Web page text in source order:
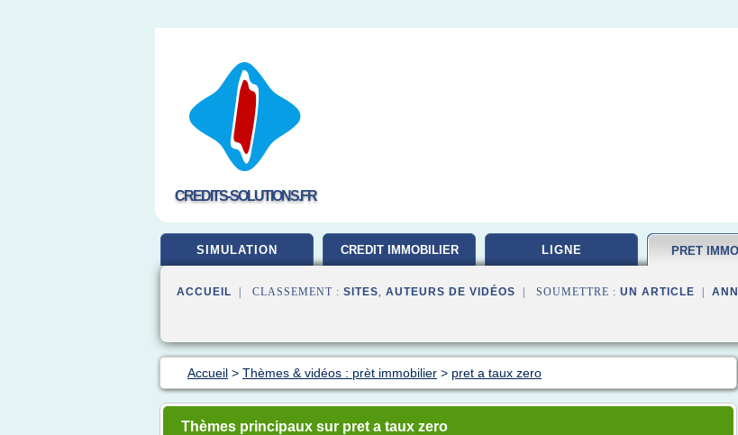
CREDITS-SOLUTIONS.FR
SIMULATION CREDIT IMMOBILIER LIGNE PRET
ACCUEIL | CLASSEMENT : SITES, AUTEURS DE VIDÉOS | SOUMETTRE : UN ARTICLE
Accueil > Thèmes & vidéos : prèt immobilier > pret a taux zero
Thèmes principaux sur pret a taux zero